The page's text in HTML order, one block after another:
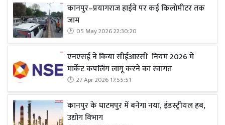
कानपुर–प्रयागराज हाईवे पर कई किलोमीटर तक
जाम
05 May 2026 22:30:20
एनएसई ने किया सीईआरसी नियम 2026 में
मार्केट कपलिंग लागू करने का स्वागत
27 Apr 2026 17:55:51
कानपुर के घाटमपुर में बनेगा नया, इंडस्ट्रीयल हब,
उद्योग विभाग